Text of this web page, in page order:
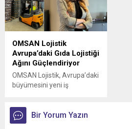
OMSAN Lojistik
Avrupa’daki Gıda Lojistiği
Ağını Güçlendiriyor
OMSAN Lojistik, Avrupa’daki
büyümesini yeni iş
Bir Yorum Yazın